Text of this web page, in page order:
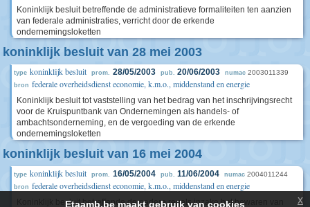
Koninklijk besluit betreffende de administratieve formaliteiten ten aanzien
van federale administraties, verricht door de erkende
ondernemingsloketten
koninklijk besluit van 28 mei 2003
type koninklijk besluit prom. 28/05/2003 pub. 20/06/2003 numac 2003011339
bron federale overheidsdienst economie, k.m.o., middenstand en energie
Koninklijk besluit tot vaststelling van het bedrag van het inschrijvingsrecht
voor de Kruispuntbank van Ondernemingen als handels- of
ambachtsonderneming, en de vergoeding van de erkende
ondernemingsloketten
koninklijk besluit van 16 mei 2004
type koninklijk besluit prom. 16/05/2004 pub. 11/06/2004 numac 2004011244
bron federale overheidsdienst economie, k.m.o., middenstand en energie
Koninklijk besluit betreffende de nadere regels inzake het bewaren van
Etaamb.be maakt gebruik van cookies x